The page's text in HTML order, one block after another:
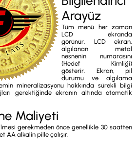
Arayüz
Tüm menü her zaman
LCD ekranda
görünür. LCD ekran,
algılanan metal
nesnenin numarasını
(Hedef Kimliği)
gösterir. Ekran, pil
durumu ve algılama
mineralizasyonu hakkında sürekli bilgi
gerektiğinde ekranın altında otomatik
Maliyeti
gerekmeden önce genellikle 30 saatten
AA alkalin pille çalışır.